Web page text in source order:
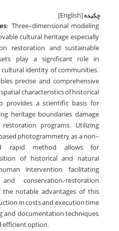
چکیده[English]
Three-dimensional modeling
cultural heritage, especially
restoration, and sustainable
play a significant role in
identity of communities.
precise and comprehensive
characteristics of historical
provides a scientific basis for
heritage boundaries, damage
programs. Utilizing
photogrammetry, as a non-
rapid method, allows for
of historical and natural
intervention, facilitating
conservation/restoration
notable advantages of this
in costs and execution time
documentation techniques,
efficient option.